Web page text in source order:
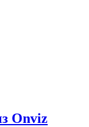
Onviz